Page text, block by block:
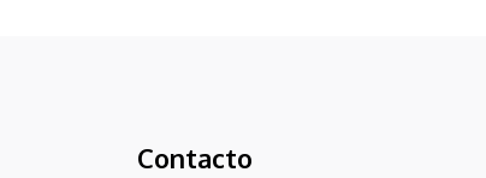
Contacto